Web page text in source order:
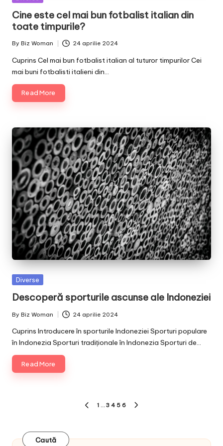
Cine este cel mai bun fotbalist italian din
toate timpurile?
Posted
by
By Biz Woman 24 aprilie 2024
Cuprins Cel mai bun fotbalist italian al tuturor timpurilor Cei
mai buni fotbalisti italieni din…
Read More
Posted
Diverse
Descoperă sporturile ascunse ale Indoneziei
Posted
by
By Biz Woman 24 aprilie 2024
Cuprins Introducere în sporturile Indoneziei Sporturi populare
în Indonezia Sporturi tradiționale în Indonezia Sporturi de…
Read More
PREVIOUS
1 … 3 4 5 6
Caută